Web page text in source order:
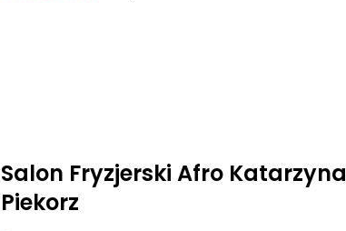
Salon Fryzjerski Afro Katarzyna
Piekorz